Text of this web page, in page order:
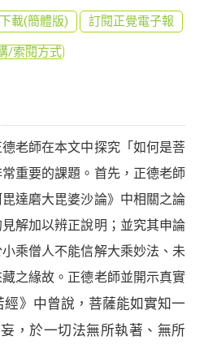
載(簡體版) 訂閱正覺電子報
/索閱方式
老師在本文中探究「如何是菩
重要的課題。首先，正德老師
達磨大毘婆沙論》中相關之論
解加以辨正說明；並究其申論
乘僧人不能信解大乘妙法、未
之緣故。正德老師並開示真實
經》中曾說，菩薩能如實知一
，於一切法無所執著、無所